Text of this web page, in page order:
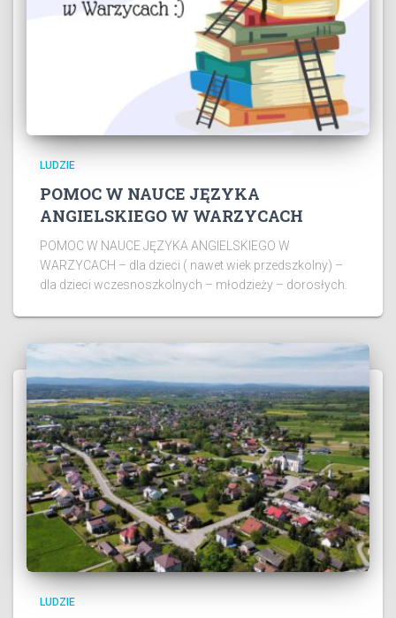
LUDZIE
POMOC W NAUCE JĘZYKA
ANGIELSKIEGO W WARZYCACH
POMOC W NAUCE JĘZYKA ANGIELSKIEGO W
WARZYCACH – dla dzieci ( nawet wiek przedszkolny) –
dla dzieci wczesnoszkolnych – młodzieży – dorosłych.
LUDZIE